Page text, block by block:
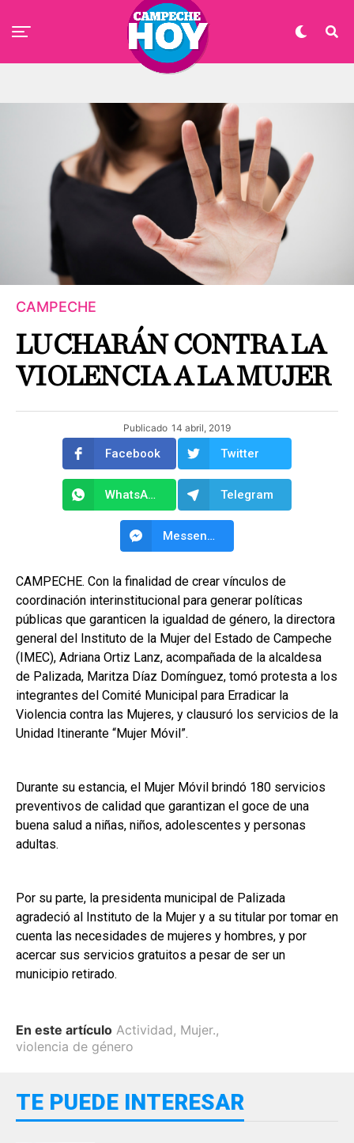
CAMPECHE
LUCHARÁN CONTRA LA
VIOLENCIA A LA MUJER
Publicado 14 abril, 2019
Facebook Twitter
WhatsApp Telegram
Messenger
CAMPECHE. Con la finalidad de crear vínculos de
coordinación interinstitucional para generar políticas
públicas que garanticen la igualdad de género, la directora
general del Instituto de la Mujer del Estado de Campeche
(IMEC), Adriana Ortiz Lanz, acompañada de la alcaldesa
de Palizada, Maritza Díaz Domínguez, tomó protesta a los
integrantes del Comité Municipal para Erradicar la
Violencia contra las Mujeres, y clausuró los servicios de la
Unidad Itinerante “Mujer Móvil”.
Durante su estancia, el Mujer Móvil brindó 180 servicios
preventivos de calidad que garantizan el goce de una
buena salud a niñas, niños, adolescentes y personas
adultas.
Por su parte, la presidenta municipal de Palizada
agradeció al Instituto de la Mujer y a su titular por tomar en
cuenta las necesidades de mujeres y hombres, y por
acercar sus servicios gratuitos a pesar de ser un
municipio retirado.
En este artículo Actividad, Mujer.,
violencia de género
TE PUEDE INTERESAR